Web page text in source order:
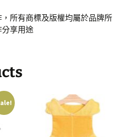
所有商標及版權均屬於品牌所
享用途